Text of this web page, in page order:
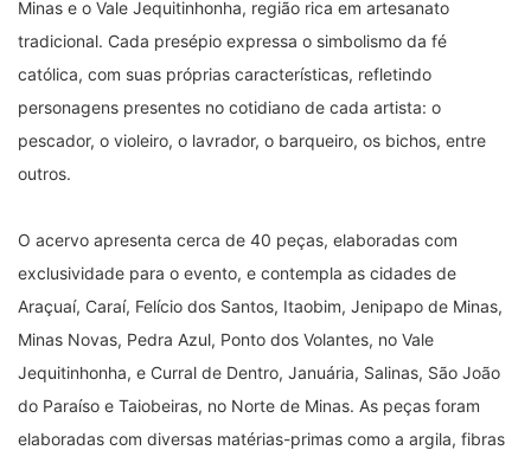
Minas e o Vale Jequitinhonha, região rica em artesanato
tradicional. Cada presépio expressa o simbolismo da fé
católica, com suas próprias características, refletindo
personagens presentes no cotidiano de cada artista: o
pescador, o violeiro, o lavrador, o barqueiro, os bichos, entre
outros.
O acervo apresenta cerca de 40 peças, elaboradas com
exclusividade para o evento, e contempla as cidades de
Araçuaí, Caraí, Felício dos Santos, Itaobim, Jenipapo de Minas,
Minas Novas, Pedra Azul, Ponto dos Volantes, no Vale
Jequitinhonha, e Curral de Dentro, Januária, Salinas, São João
do Paraíso e Taiobeiras, no Norte de Minas. As peças foram
elaboradas com diversas matérias-primas como a argila, fibras